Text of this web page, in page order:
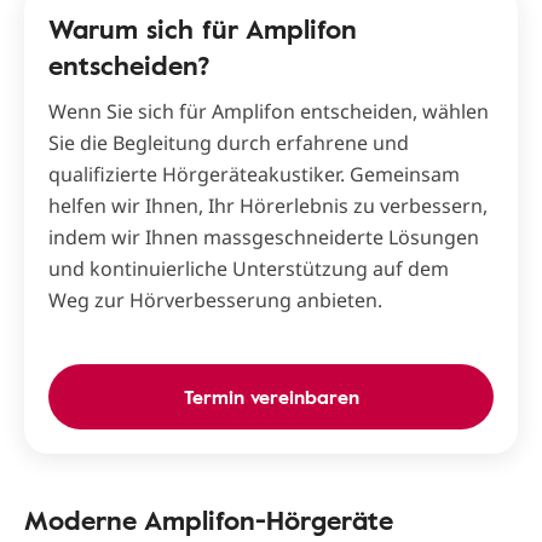
Warum sich für Amplifon
entscheiden?
Wenn Sie sich für Amplifon entscheiden, wählen
Sie die Begleitung durch erfahrene und
qualifizierte Hörgeräteakustiker. Gemeinsam
helfen wir Ihnen, Ihr Hörerlebnis zu verbessern,
indem wir Ihnen massgeschneiderte Lösungen
und kontinuierliche Unterstützung auf dem
Weg zur Hörverbesserung anbieten.
Termin vereinbaren
Moderne Amplifon-Hörgeräte